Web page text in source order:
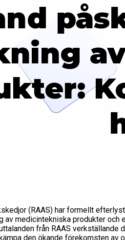
(RAAS) har formellt
medicintekniska produkter och
från RAAS verkställande
den ökande förekomsten av